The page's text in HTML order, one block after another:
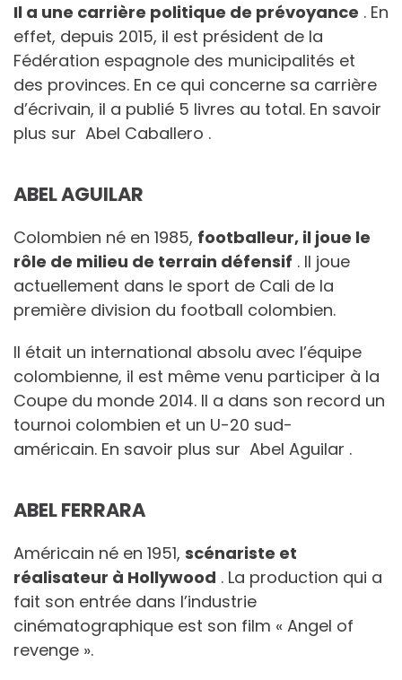
Il a une carrière politique de prévoyance . En
effet, depuis 2015, il est président de la
Fédération espagnole des municipalités et
des provinces. En ce qui concerne sa carrière
d’écrivain, il a publié 5 livres au total. En savoir
plus sur Abel Caballero .
ABEL AGUILAR
Colombien né en 1985, footballeur, il joue le
rôle de milieu de terrain défensif . Il joue
actuellement dans le sport de Cali de la
première division du football colombien.
Il était un international absolu avec l’équipe
colombienne, il est même venu participer à la
Coupe du monde 2014. Il a dans son record un
tournoi colombien et un U-20 sud-
américain. En savoir plus sur Abel Aguilar .
ABEL FERRARA
Américain né en 1951, scénariste et
réalisateur à Hollywood . La production qui a
fait son entrée dans l’industrie
cinématographique est son film « Angel of
revenge ».